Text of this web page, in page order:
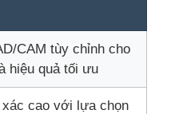
CAM tùy chỉnh cho
hiệu quả tối ưu
xác cao với lựa chọn